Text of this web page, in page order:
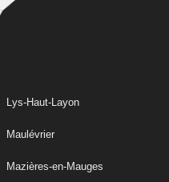
Lys-Haut-Layon
Maulévrier
Mazières-en-Mauges